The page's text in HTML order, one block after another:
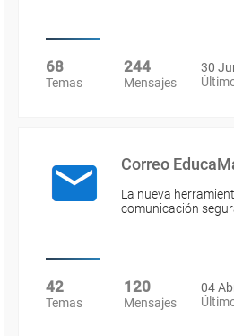
68
Temas
244
Mensajes
30
Correo
La nueva
comunicación
42
Temas
120
Mensajes
04